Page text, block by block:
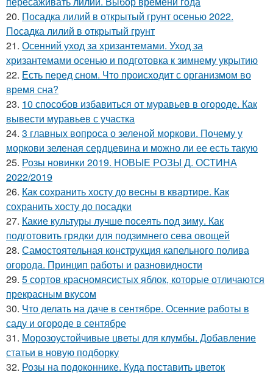
20. Посадка лилий в открытый грунт осенью 2022.
Посадка лилий в открытый грунт
21. Осенний уход за хризантемами. Уход за
хризантемами осенью и подготовка к зимнему укрытию
22. Есть перед сном. Что происходит с организмом во
время сна?
23. 10 способов избавиться от муравьев в огороде. Как
вывести муравьев с участка
24. 3 главных вопроса о зеленой моркови. Почему у
моркови зеленая сердцевина и можно ли ее есть такую
25. Розы новинки 2019. НОВЫЕ РОЗЫ Д. ОСТИНА
2022/2019
26. Как сохранить хосту до весны в квартире. Как
сохранить хосту до посадки
27. Какие культуры лучше посеять под зиму. Как
подготовить грядки для подзимнего сева овощей
28. Самостоятельная конструкция капельного полива
огорода. Принцип работы и разновидности
29. 5 сортов красномясистых яблок, которые отличаются
прекрасным вкусом
30. Что делать на даче в сентябре. Осенние работы в
саду и огороде в сентябре
31. Морозоустойчивые цветы для клумбы. Добавление
статьи в новую подборку
32. Розы на подоконнике. Куда поставить цветок